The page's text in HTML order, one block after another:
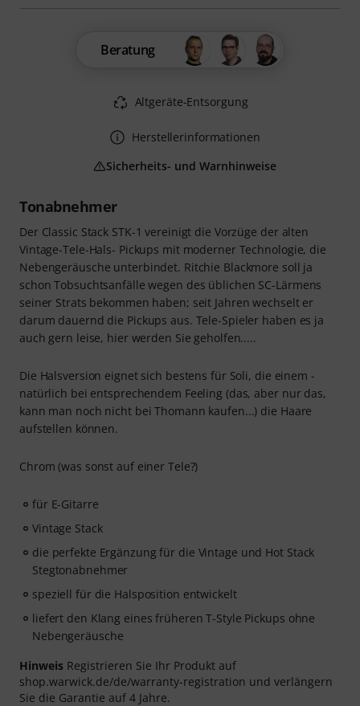
Tonabnehmer
Der Classic Stack STK-1 vereinigt die Vorzüge der alten
Vintage-Tele-Hals- Pickups mit moderner Technologie, die
Nebengeräusche unterbindet. Ritchie Blackmore soll ja
schon Tobsuchtsanfälle wegen des üblichen SC-Lärmens
seiner Strats bekommen haben; seit Jahren wechselt er
darum dauernd die Pickups aus. Tele-Spieler haben es ja
auch gern leise, hier werden Sie geholfen.....
Die Halsversion eignet sich bestens für Soli, die einem -
natürlich bei entsprechendem Feeling (das, aber nur das,
kann man noch nicht bei Thomann kaufen...) die Haare
aufstellen können.
Chrom (was sonst auf einer Tele?)
für E-Gitarre
Vintage Stack
die perfekte Ergänzung für die Vintage und Hot Stack
Stegtonabnehmer
speziell für die Halsposition entwickelt
liefert den Klang eines früheren T-Style Pickups ohne
Nebengeräusche
Hinweis Registrieren Sie Ihr Produkt auf
shop.warwick.de/de/warranty-registration und verlängern
Sie die Garantie auf 4 Jahre.
Beratung
Altgeräte-Entsorgung
Herstellerinformationen
Sicherheits- und Warnhinweise